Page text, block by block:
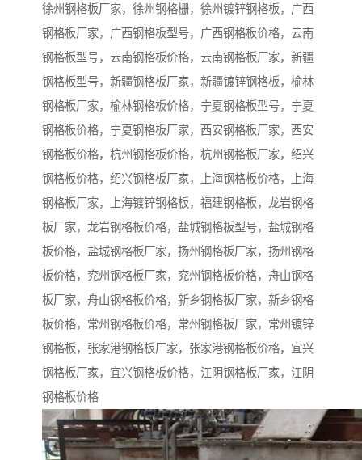
徐州钢格板厂家，徐州钢格栅，徐州镀锌钢格板，广西
钢格板厂家，广西钢格板型号，广西钢格板价格，云南
钢格板型号，云南钢格板价格，云南钢格板厂家，新疆
钢格板型号，新疆钢格板厂家，新疆镀锌钢格板，榆林
钢格板厂家，榆林钢格板价格，宁夏钢格板型号，宁夏
钢格板价格，宁夏钢格板厂家，西安钢格板厂家，西安
钢格板价格，杭州钢格板价格，杭州钢格板厂家，绍兴
钢格板价格，绍兴钢格板厂家，上海钢格板价格，上海
钢格板厂家，上海镀锌钢格板，福建钢格板，龙岩钢格
板厂家，龙岩钢格板价格，盐城钢格板型号，盐城钢格
板价格，盐城钢格板厂家，扬州钢格板厂家，扬州钢格
板价格，兖州钢格板厂家，兖州钢格板价格，舟山钢格
板厂家，舟山钢格板价格，新乡钢格板厂家，新乡钢格
板价格，常州钢格板价格，常州钢格板厂家，常州镀锌
钢格板，张家港钢格板厂家，张家港钢格板价格，宜兴
钢格板厂家，宜兴钢格板价格，江阴钢格板厂家，江阴
钢格板价格